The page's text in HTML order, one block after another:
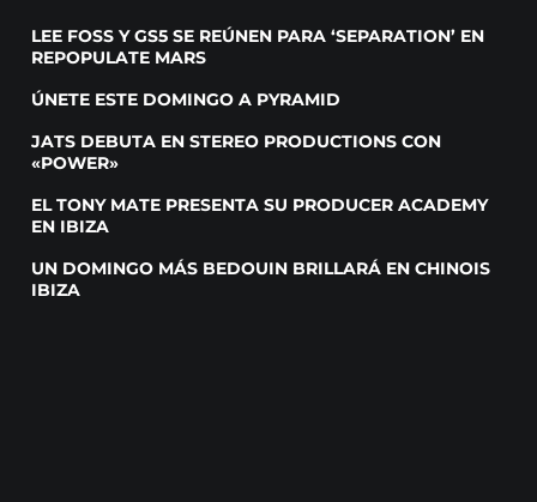
LEE FOSS Y GS5 SE REÚNEN PARA ‘SEPARATION’ EN
REPOPULATE MARS
ÚNETE ESTE DOMINGO A PYRAMID
JATS DEBUTA EN STEREO PRODUCTIONS CON
«POWER»
EL TONY MATE PRESENTA SU PRODUCER ACADEMY
EN IBIZA
UN DOMINGO MÁS BEDOUIN BRILLARÁ EN CHINOIS
IBIZA